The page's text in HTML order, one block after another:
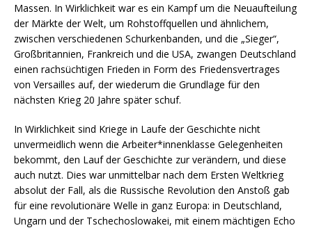
Massen. In Wirklichkeit war es ein Kampf um die Neuaufteilung
der Märkte der Welt, um Rohstoffquellen und ähnlichem,
zwischen verschiedenen Schurkenbanden, und die „Sieger“,
Großbritannien, Frankreich und die USA, zwangen Deutschland
einen rachsüchtigen Frieden in Form des Friedensvertrages
von Versailles auf, der wiederum die Grundlage für den
nächsten Krieg 20 Jahre später schuf.
In Wirklichkeit sind Kriege in Laufe der Geschichte nicht
unvermeidlich wenn die Arbeiter*innenklasse Gelegenheiten
bekommt, den Lauf der Geschichte zur verändern, und diese
auch nutzt. Dies war unmittelbar nach dem Ersten Weltkrieg
absolut der Fall, als die Russische Revolution den Anstoß gab
für eine revolutionäre Welle in ganz Europa: in Deutschland,
Ungarn und der Tschechoslowakei, mit einem mächtigen Echo